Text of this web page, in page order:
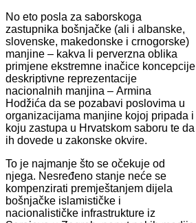
No eto posla za saborskoga
zastupnika bošnjačke (ali i albanske,
slovenske, makedonske i crnogorske)
manjine – kakva li perverzna oblika
primjene ekstremne inačice koncepcije
deskriptivne reprezentacije
nacionalnih manjina – Armina
Hodžića da se pozabavi poslovima u
organizacijama manjine kojoj pripada i
koju zastupa u Hrvatskom saboru te da
ih dovede u zakonske okvire.
To je najmanje što se očekuje od
njega. Nesređeno stanje neće se
kompenzirati premještanjem dijela
bošnjačke islamističke i
nacionalističke infrastrukture iz